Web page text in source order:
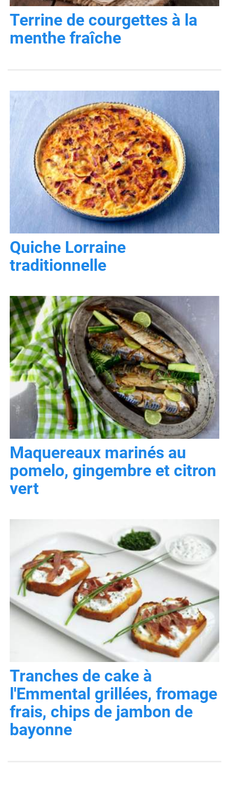
Terrine de courgettes à la
menthe fraîche
Quiche Lorraine
traditionnelle
Maquereaux marinés au
pomelo, gingembre et citron
vert
Tranches de cake à
l'Emmental grillées, fromage
frais, chips de jambon de
bayonne